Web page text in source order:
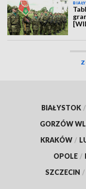
BIAŁYSTOK /
GORZÓW
KRAKÓW /
OPOLE /
SZCZECIN /